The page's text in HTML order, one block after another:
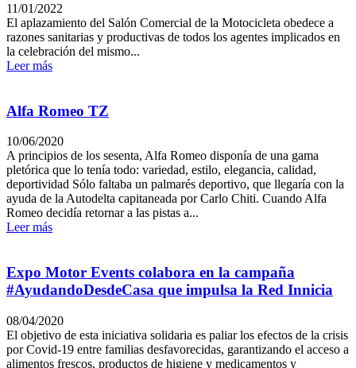
11/01/2022
El aplazamiento del Salón Comercial de la Motocicleta obedece a
razones sanitarias y productivas de todos los agentes implicados en
la celebración del mismo...
Leer más
Alfa Romeo TZ
10/06/2020
A principios de los sesenta, Alfa Romeo disponía de una gama
pletórica que lo tenía todo: variedad, estilo, elegancia, calidad,
deportividad Sólo faltaba un palmarés deportivo, que llegaría con la
ayuda de la Autodelta capitaneada por Carlo Chiti. Cuando Alfa
Romeo decidía retornar a las pistas a...
Leer más
Expo Motor Events colabora en la campaña
#AyudandoDesdeCasa que impulsa la Red Innicia
08/04/2020
El objetivo de esta iniciativa solidaria es paliar los efectos de la crisis
por Covid-19 entre familias desfavorecidas, garantizando el acceso a
alimentos frescos, productos de higiene y medicamentos y